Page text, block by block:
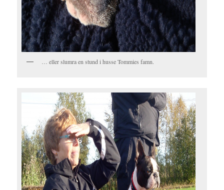
… eller slumra en stund i husse Tommies famn.